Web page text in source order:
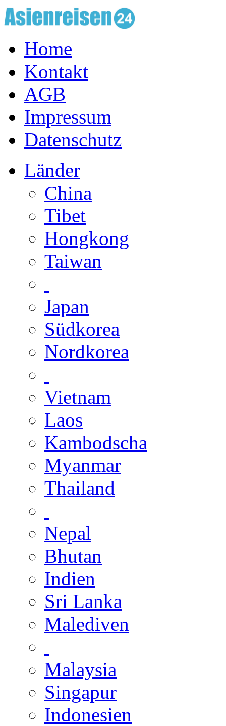
Home
Kontakt
AGB
Impressum
Datenschutz
Länder
China
Tibet
Hongkong
Taiwan
Japan
Südkorea
Nordkorea
Vietnam
Laos
Kambodscha
Myanmar
Thailand
Nepal
Bhutan
Indien
Sri Lanka
Malediven
Malaysia
Singapur
Indonesien